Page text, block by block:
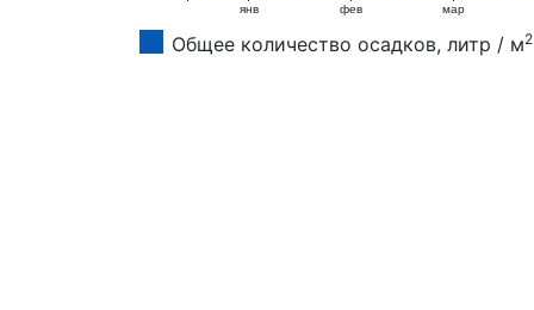
янв фев мар
Общее количество осадков, литр / м2